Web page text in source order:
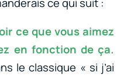
ce que vous aimez
en fonction de ça.
le classique « si j’ai